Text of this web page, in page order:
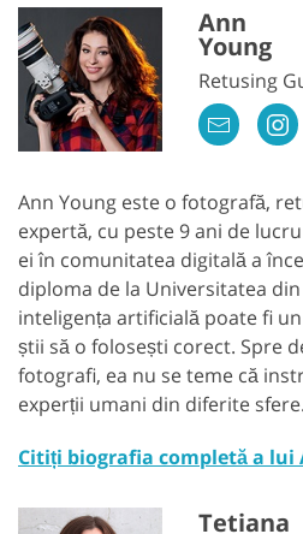
Ann
Young
Retusing
Ann Young este o fotografă,
expertă, cu peste 9 ani de
ei în comunitatea digitală a
diploma de la Universitatea din
inteligența artificială poate fi
știi să o folosești corect. Spre
fotografi, ea nu se teme că
experții umani din diferite sfere.
Citiți biografia completă a lui
Tetiana